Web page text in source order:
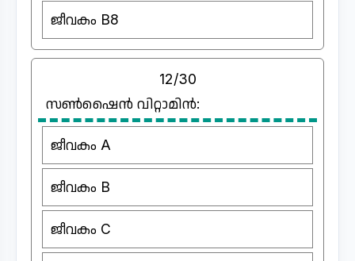
ജീവകം B8
12/30
സൺ‌ഷൈൻ വിറ്റാമിൻ:
ജീവകം A
ജീവകം B
ജീവകം C